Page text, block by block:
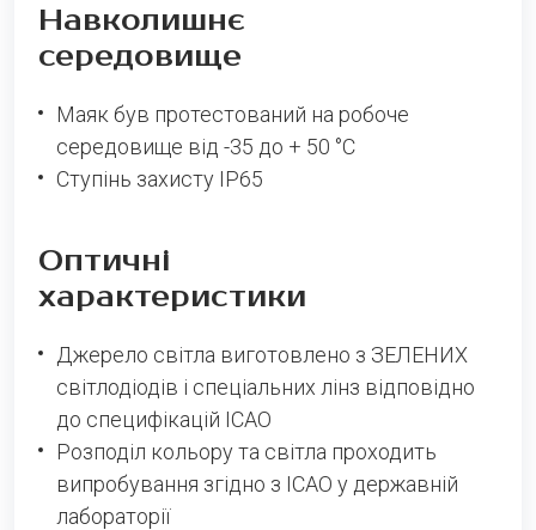
Навколишнє
середовище
Маяк був протестований на робоче
середовище від -35 до + 50 °C
Ступінь захисту IP65
Оптичні
характеристики
Джерело світла виготовлено з ЗЕЛЕНИХ
світлодіодів і спеціальних лінз відповідно
до специфікацій ICAO
Розподіл кольору та світла проходить
випробування згідно з ICAO у державній
лабораторії